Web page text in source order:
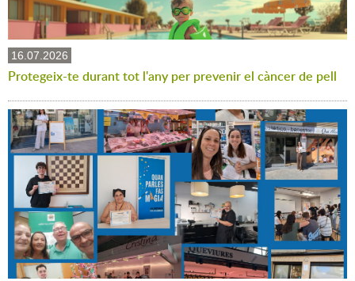
16.07.2026
Protegeix-te durant tot l'any per prevenir el càncer de pell